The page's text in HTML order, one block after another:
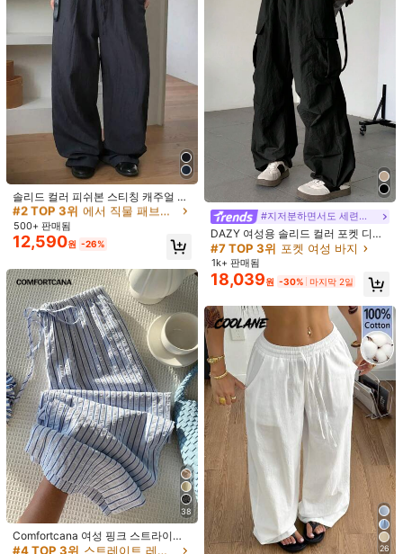
4.20 (5) 더 보기
작은
정사이즈
100%
라지
휴가용 테니스 몸에 맞지 않음
색: 화이트 / 사이즈: L
يجنننننينبتبتنبربوذننبنذنذوذننذنذوذوذوذنذنذنذننذوذوبويمسكمسنسوسًسًسًسًس
وسوسوسوسوسوسنسنص
도움이 됨 (1)
색: 화이트 / 사이즈: L
تجننننننننن
도움이 됨(0)
l***8 색: 화이트 / 사이즈: L
Nicecomfyeasyfitlightweight pants ,perfect forbeach
도움이 됨 (0)
5***5 색: 화이트 / 사이즈: XS
Bonita,tecidogostosoemacio,por é mcompletamente
transparente.Calçadepraia. mas bem bonita estava com
um shortpretoporbaixo dacal a, acho q da para perceber
도움이 됨 (0)
솔리드 컬러 피쉬본 스티칭 캐주얼 루
즈 스트레이트 레그 팬츠, 경량 릴렉스
핏 스웨트팬츠
#2 TOP 3위
거의 매진!
#2 TOP 3위 에서 직물 패브릭 캐주얼 바지
거의 매진!
#2 TOP 3위 에서 직물 패브릭 캐주얼 바지
거의 매진!
#2 TOP 3위
거의 매진!
500+ 판매됨
12,590원 -26%
38
Comfortcana 여성 핑크 스트라이프
바지, 여름 휴가
#4 TOP 3위 스트레이트 레그 여성 바지
#지저분하면서도 세련된 스타일
DAZY 여성용 솔리드 컬러 포켓 디자
인 루즈핏 올매치 카고 팬츠 Y2K 스쿨
#7 TOP 3위 포켓 여성 바지
1k+ 판매됨
18,039원 -30% 마지막 2일
26